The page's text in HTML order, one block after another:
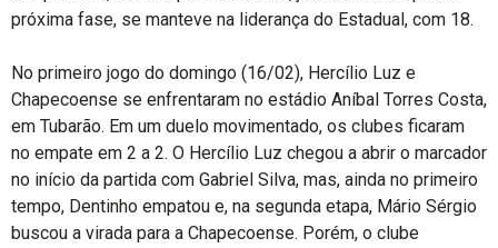
próxima fase, se manteve na liderança do Estadual, com 18.
No primeiro jogo do domingo (16/02), Hercílio Luz e
Chapecoense se enfrentaram no estádio Aníbal Torres Costa,
em Tubarão. Em um duelo movimentado, os clubes ficaram
no empate em 2 a 2. O Hercílio Luz chegou a abrir o marcador
no início da partida com Gabriel Silva, mas, ainda no primeiro
tempo, Dentinho empatou e, na segunda etapa, Mário Sérgio
buscou a virada para a Chapecoense. Porém, o clube